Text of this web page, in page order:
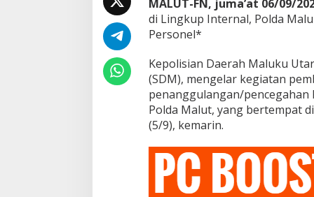
n
n
a
l
,
P
o
d
MALUT-FN, juma’at 06/09/
di Lingkup Internal, Polda
Personel*
Kepolisian Daerah Maluku
(SDM), mengelar kegiatan
penanggulangan/pencegahan
Polda Malut, yang bertempat
(5/9), kemarin.